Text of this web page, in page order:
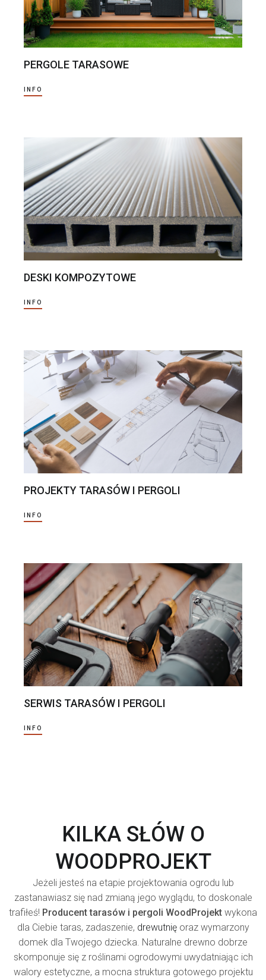
PERGOLE TARASOWE
INFO
DESKI KOMPOZYTOWE
INFO
PROJEKTY TARASÓW I PERGOLI
INFO
SERWIS TARASÓW I PERGOLI
INFO
KILKA SŁÓW O
WOODPROJEKT
Jeżeli jesteś na etapie projektowania ogrodu lub
zastanawiasz się nad zmianą jego wyglądu, to doskonale
trafiłeś! Producent tarasów i pergoli WoodProjekt wykona
dla Ciebie taras, zadaszenie, drewutnięoraz wymarzony
domek dla Twojego dziecka. Naturalne drewno dobrze
skomponuje się z roślinami ogrodowymi uwydatniając ich
walory estetyczne, a mocna struktura gotowego projektu